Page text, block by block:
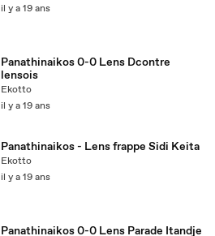
il y a 19 ans
Panathinaikos 0-0 Lens Dcontre
lensois
Ekotto
il y a 19 ans
Panathinaikos - Lens frappe Sidi Keita
Ekotto
il y a 19 ans
Panathinaikos 0-0 Lens Parade Itandje